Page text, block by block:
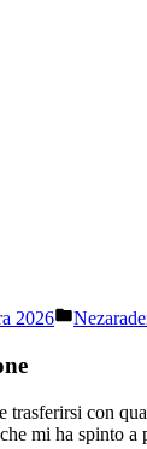
2026
Posted
trasferirsi con
mi ha spinto